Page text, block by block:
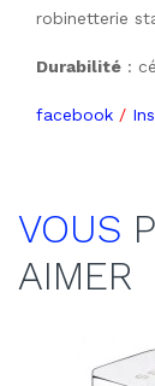
robinetterie
Durabilité :
facebook /
VOUS
AIMER